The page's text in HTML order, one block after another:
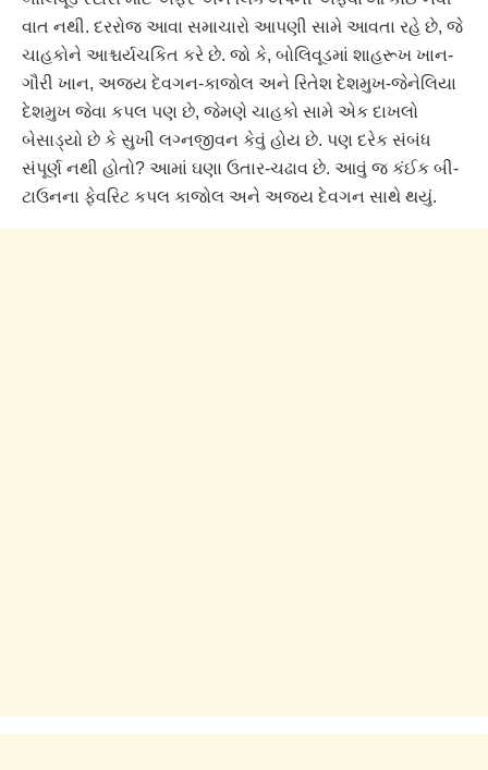
વાત નથી. દરરોજ આવા સમાચારો આપણી સામે આવતા રહે છે, જે
ચાહકોને આશ્ચર્યચકિત કરે છે. જો કે, બોલિવૂડમાં શાહરૂખ ખાન-
ગૌરી ખાન, અજય દેવગન-કાજોલ અને રિતેશ દેશમુખ-જેનેલિયા
દેશમુખ જેવા કપલ પણ છે, જેમણે ચાહકો સામે એક દાખલો
બેસાડ્યો છે કે સુખી લગ્નજીવન કેવું હોય છે. પણ દરેક સંબંધ
સંપૂર્ણ નથી હોતો? આમાં ઘણા ઉતાર-ચઢાવ છે. આવું જ કંઈક બી-
ટાઉનના ફેવરિટ કપલ કાજોલ અને અજય દેવગન સાથે થયું.